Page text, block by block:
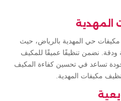
المهدية
حي المهدية بالرياض، حيث
نضمن تنظيفًا عميقًا للمكيف
تساعد في تحسين كفاءة المكيف
مكيفات المهدية.